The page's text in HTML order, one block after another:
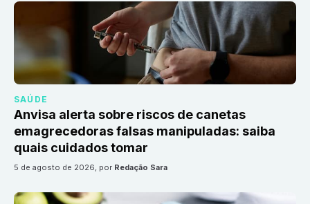
SAÚDE
Anvisa alerta sobre riscos de canetas
emagrecedoras falsas manipuladas: saiba
quais cuidados tomar
5 de agosto de 2026, por Redação Sara